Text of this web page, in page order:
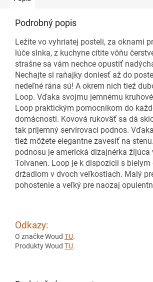
Podrobný popis
Ležíte vo vyhriatej posteli, za oknami
lúče slnka, z kuchyne cítite vôňu
strašne sa vám nechce opustiť
Nechajte si raňajky doniesť až do
nedeľné rána sú! A okrem nich tiež
Loop. Vďaka svojmu jemnému
Loop praktickým pomocníkom do
domácnosti. Kovová rukoväť sa dá
tak príjemný servírovací podnos.
tiež môžete elegantne zavesiť na
podnosu je americká dizajnérka žijúca
Tolvanen. Loop je k dispozícii s bielym
držadlom v dvoch veľkostiach. Malý
pohostenie a veľký pre naozaj
Odkazy:
O značke Woud TU.
Produkty Woud TU.